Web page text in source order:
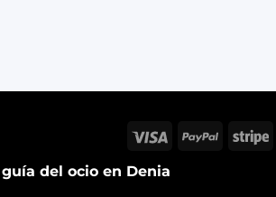
del ocio en Denia
Visa PayPal